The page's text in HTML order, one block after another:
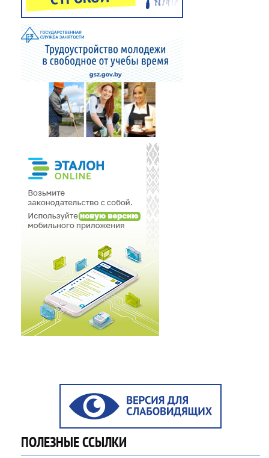
ПОЛЕЗНЫЕ ССЫЛКИ